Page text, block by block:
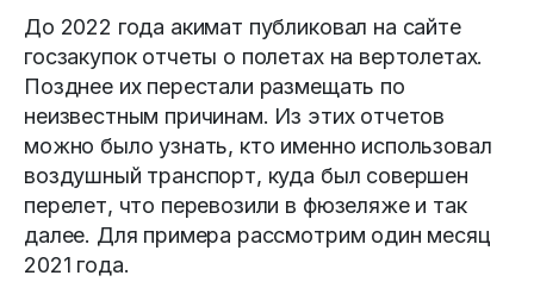
До 2022 года акимат публиковал на сайте
госзакупок отчеты о полетах на вертолетах.
Позднее их перестали размещать по
неизвестным причинам. Из этих отчетов
можно было узнать, кто именно использовал
воздушный транспорт, куда был совершен
перелет, что перевозили в фюзеляже и так
далее. Для примера рассмотрим один месяц
2021 года.